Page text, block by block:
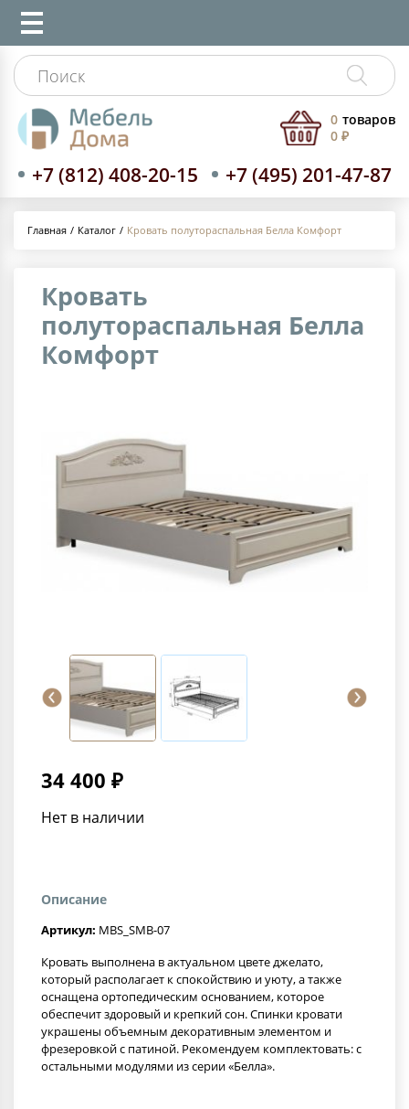
+7 (812) 408-20-15 +7 (495) 201-47-87
0 товаров
0 ₽
Главная Каталог Кровать полутораспальная Белла Комфорт
Кровать
полутораспальная Белла
Комфорт
34 400 ₽
Нет в наличии
Описание
Артикул: MBS_SMB-07
Кровать выполнена в актуальном цвете джелато,
который располагает к спокойствию и уюту, а также
оснащена ортопедическим основанием, которое
обеспечит здоровый и крепкий сон. Спинки кровати
украшены объемным декоративным элементом и
фрезеровкой с патиной. Рекомендуем комплектовать: с
остальными модулями из серии «Белла».